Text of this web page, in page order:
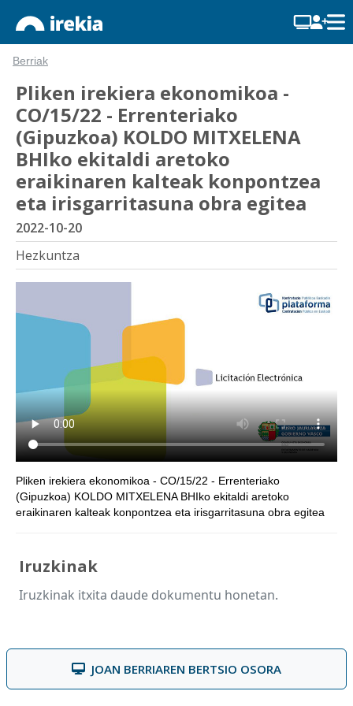
Berriak
Pliken irekiera ekonomikoa -
CO/15/22 - Errenteriako
(Gipuzkoa) KOLDO MITXELENA
BHIko ekitaldi aretoko
eraikinaren kalteak konpontzea
eta irisgarritasuna obra egitea
2022-10-20
Hezkuntza
Pliken irekiera ekonomikoa - CO/15/22 - Errenteriako
(Gipuzkoa) KOLDO MITXELENA BHIko ekitaldi aretoko
eraikinaren kalteak konpontzea eta irisgarritasuna obra egitea
Iruzkinak
Iruzkinak itxita daude dokumentu honetan.
JOAN BERRIAREN BERTSIO OSORA